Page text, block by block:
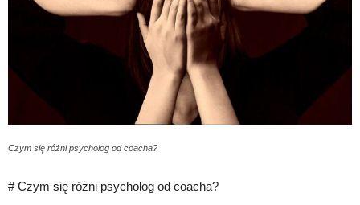
Czym się różni psycholog od coacha?
# Czym się różni psycholog od coacha?